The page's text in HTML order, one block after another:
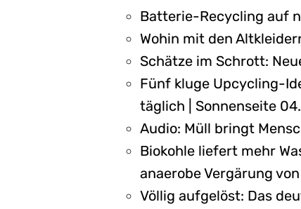
Batterie-Recycling auf
Wohin mit den
Schätze im Schrott:
Fünf kluge Upcycling-
täglich | Sonnenseite
Audio: Müll bringt
Biokohle liefert mehr
anaerobe Vergärung
Völlig aufgelöst: Das